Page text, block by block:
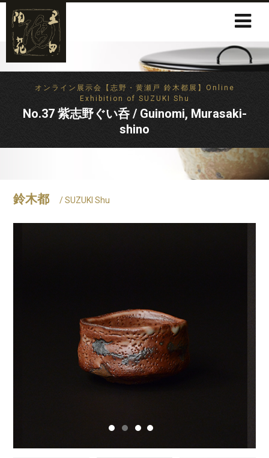
オンライン展示会【志野・黄瀬戸 鈴木都展】Online
Exhibition of SUZUKI Shu
No.37 紫志野ぐい呑 / Guinomi, Murasaki-
shino
鈴木都 / SUZUKI Shu